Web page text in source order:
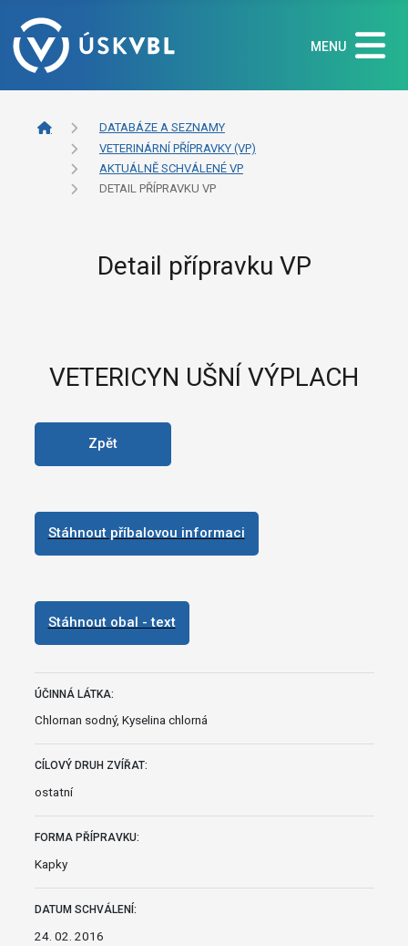
MENU
DATABÁZE A SEZNAMY
VETERINÁRNÍ PŘÍPRAVKY (VP)
AKTUÁLNĚ SCHVÁLENÉ VP
DETAIL PŘÍPRAVKU VP
Detail přípravku VP
VETERICYN UŠNÍ VÝPLACH
Zpět
Stáhnout příbalovou informaci
Stáhnout obal - text
ÚČINNÁ LÁTKA:
Chlornan sodný, Kyselina chlorná
CÍLOVÝ DRUH ZVÍŘAT:
ostatní
FORMA PŘÍPRAVKU:
Kapky
DATUM SCHVÁLENÍ:
24. 02. 2016